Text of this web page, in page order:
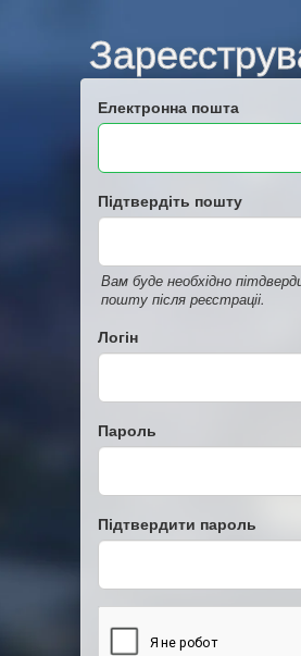
Електронна пошта
Підтвердіть пошту
Вам буде необхідно
пошту після реєстраціі.
Логін
Пароль
Підтвердити пароль